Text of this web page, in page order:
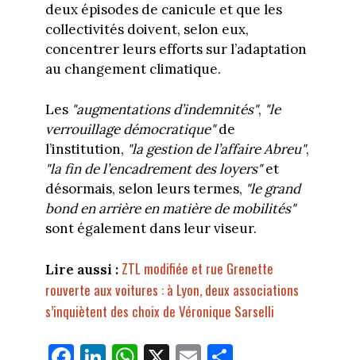
deux épisodes de canicule et que les
collectivités doivent, selon eux,
concentrer leurs efforts sur l’adaptation
au changement climatique.
Les "augmentations d’indemnités", "le
verrouillage démocratique"de
l’institution, "la gestion de l’affaire Abreu",
"la fin de l’encadrement des loyers"et
désormais, selon leurs termes, "le grand
bond en arrière en matière de mobilités"
sont également dans leur viseur.
Lire aussi : ZTL modifiée et rue Grenette
rouverte aux voitures : à Lyon, deux associations
s’inquiètent des choix de Véronique Sarselli